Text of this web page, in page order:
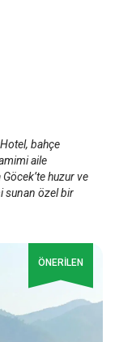
bahçe
aile
huzur ve
sunan özel bir
ÖNERİLEN